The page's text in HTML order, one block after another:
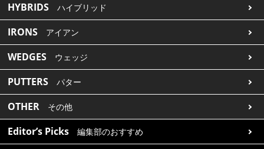
HYBRIDS ハイブリッド
IRONS アイアン
WEDGES ウェッジ
PUTTERS パター
OTHER その他
Editor’s Picks 編集部のおすすめ